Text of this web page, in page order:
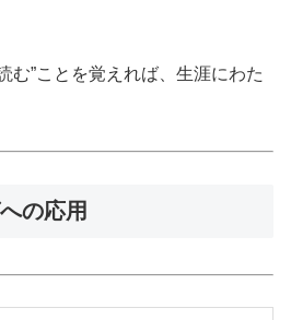
む”ことを覚えれば、生涯にわた
の応用